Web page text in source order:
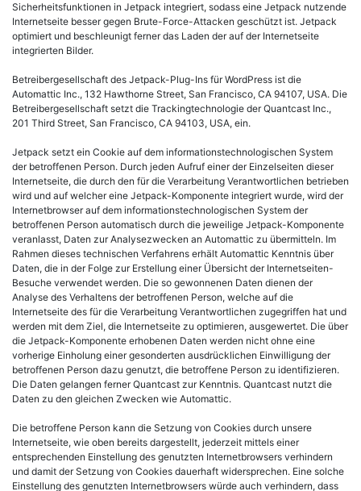
Sicherheitsfunktionen in Jetpack integriert, sodass eine Jetpack nutzende
Internetseite besser gegen Brute-Force-Attacken geschützt ist. Jetpack
optimiert und beschleunigt ferner das Laden der auf der Internetseite
integrierten Bilder.
Betreibergesellschaft des Jetpack-Plug-Ins für WordPress ist die
Automattic Inc., 132 Hawthorne Street, San Francisco, CA 94107, USA. Die
Betreibergesellschaft setzt die Trackingtechnologie der Quantcast Inc.,
201 Third Street, San Francisco, CA 94103, USA, ein.
Jetpack setzt ein Cookie auf dem informationstechnologischen System
der betroffenen Person. Durch jeden Aufruf einer der Einzelseiten dieser
Internetseite, die durch den für die Verarbeitung Verantwortlichen betrieben
wird und auf welcher eine Jetpack-Komponente integriert wurde, wird der
Internetbrowser auf dem informationstechnologischen System der
betroffenen Person automatisch durch die jeweilige Jetpack-Komponente
veranlasst, Daten zur Analysezwecken an Automattic zu übermitteln. Im
Rahmen dieses technischen Verfahrens erhält Automattic Kenntnis über
Daten, die in der Folge zur Erstellung einer Übersicht der Internetseiten-
Besuche verwendet werden. Die so gewonnenen Daten dienen der
Analyse des Verhaltens der betroffenen Person, welche auf die
Internetseite des für die Verarbeitung Verantwortlichen zugegriffen hat und
werden mit dem Ziel, die Internetseite zu optimieren, ausgewertet. Die über
die Jetpack-Komponente erhobenen Daten werden nicht ohne eine
vorherige Einholung einer gesonderten ausdrücklichen Einwilligung der
betroffenen Person dazu genutzt, die betroffene Person zu identifizieren.
Die Daten gelangen ferner Quantcast zur Kenntnis. Quantcast nutzt die
Daten zu den gleichen Zwecken wie Automattic.
Die betroffene Person kann die Setzung von Cookies durch unsere
Internetseite, wie oben bereits dargestellt, jederzeit mittels einer
entsprechenden Einstellung des genutzten Internetbrowsers verhindern
und damit der Setzung von Cookies dauerhaft widersprechen. Eine solche
Einstellung des genutzten Internetbrowsers würde auch verhindern, dass